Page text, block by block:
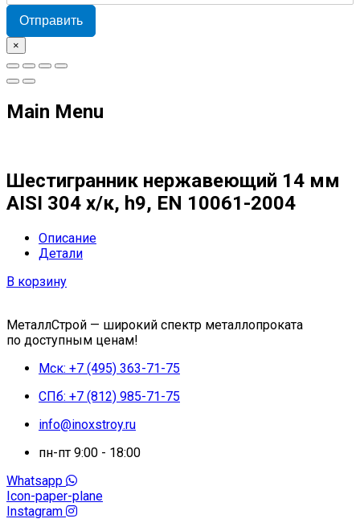
Отправить
×
Main Menu
Шестигранник нержавеющий 14 мм
AISI 304 х/к, h9, EN 10061-2004
Описание
Детали
В корзину
МеталлСтрой — широкий спектр металлопроката
по доступным ценам!
Мск: +7 (495) 363-71-75
СПб: +7 (812) 985-71-75
info@inoxstroy.ru
пн-пт 9:00 - 18:00
Whatsapp
Icon-paper-plane
Instagram